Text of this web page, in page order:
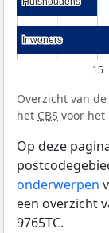
15
Inwoners
Inwoners
Overzicht van
het CBS voor het
Op deze
onderwerpen
een overzicht
9765TC.